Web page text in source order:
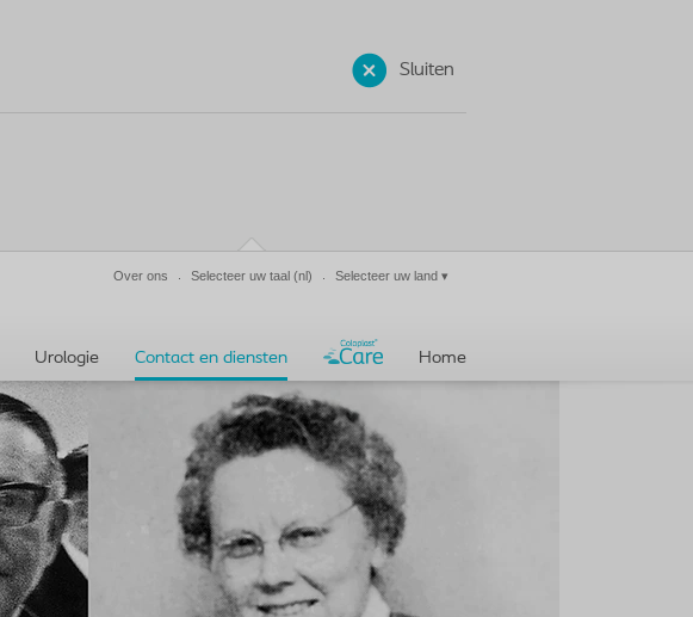
Sluiten
Over ons Selecteer uw taal (nl) Selecteer uw land ▾
Urologie Contact en diensten Home